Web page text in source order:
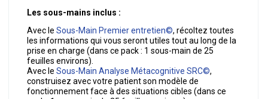
Les sous-mains inclus :
Avec le Sous-Main Premier entretien©, récoltez toutes
les informations qui vous seront utiles tout au long de la
prise en charge (dans ce pack : 1 sous-main de 25
feuilles environs).
Avec le Sous-Main Analyse Métacognitive SRC©,
construisez avec votre patient son modèle de
fonctionnement face à des situations cibles (dans ce